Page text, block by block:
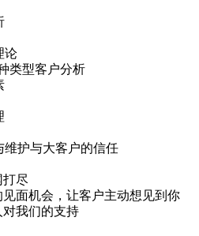
论
类型客户分析
维护与大客户的信任
打尽
面机会，让客户主动想见到你
对我们的支持